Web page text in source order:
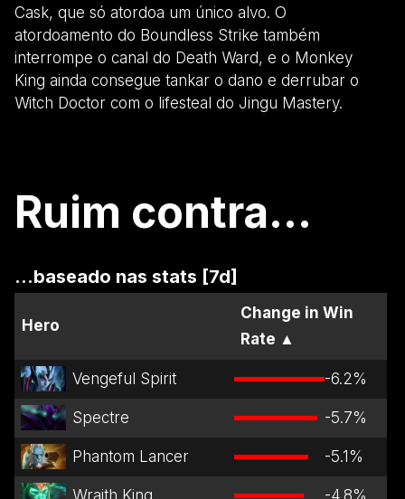
Cask, que só atordoa um único alvo. O
atordoamento do Boundless Strike também
interrompe o canal do Death Ward, e o Monkey
King ainda consegue tankar o dano e derrubar o
Witch Doctor com o lifesteal do Jingu Mastery.
Ruim contra...
...baseado nas stats [7d]
Hero
Change in Win
Rate ▲
Vengeful Spirit -6.2%
Spectre -5.7%
Phantom Lancer -5.1%
Wraith King -4.8%